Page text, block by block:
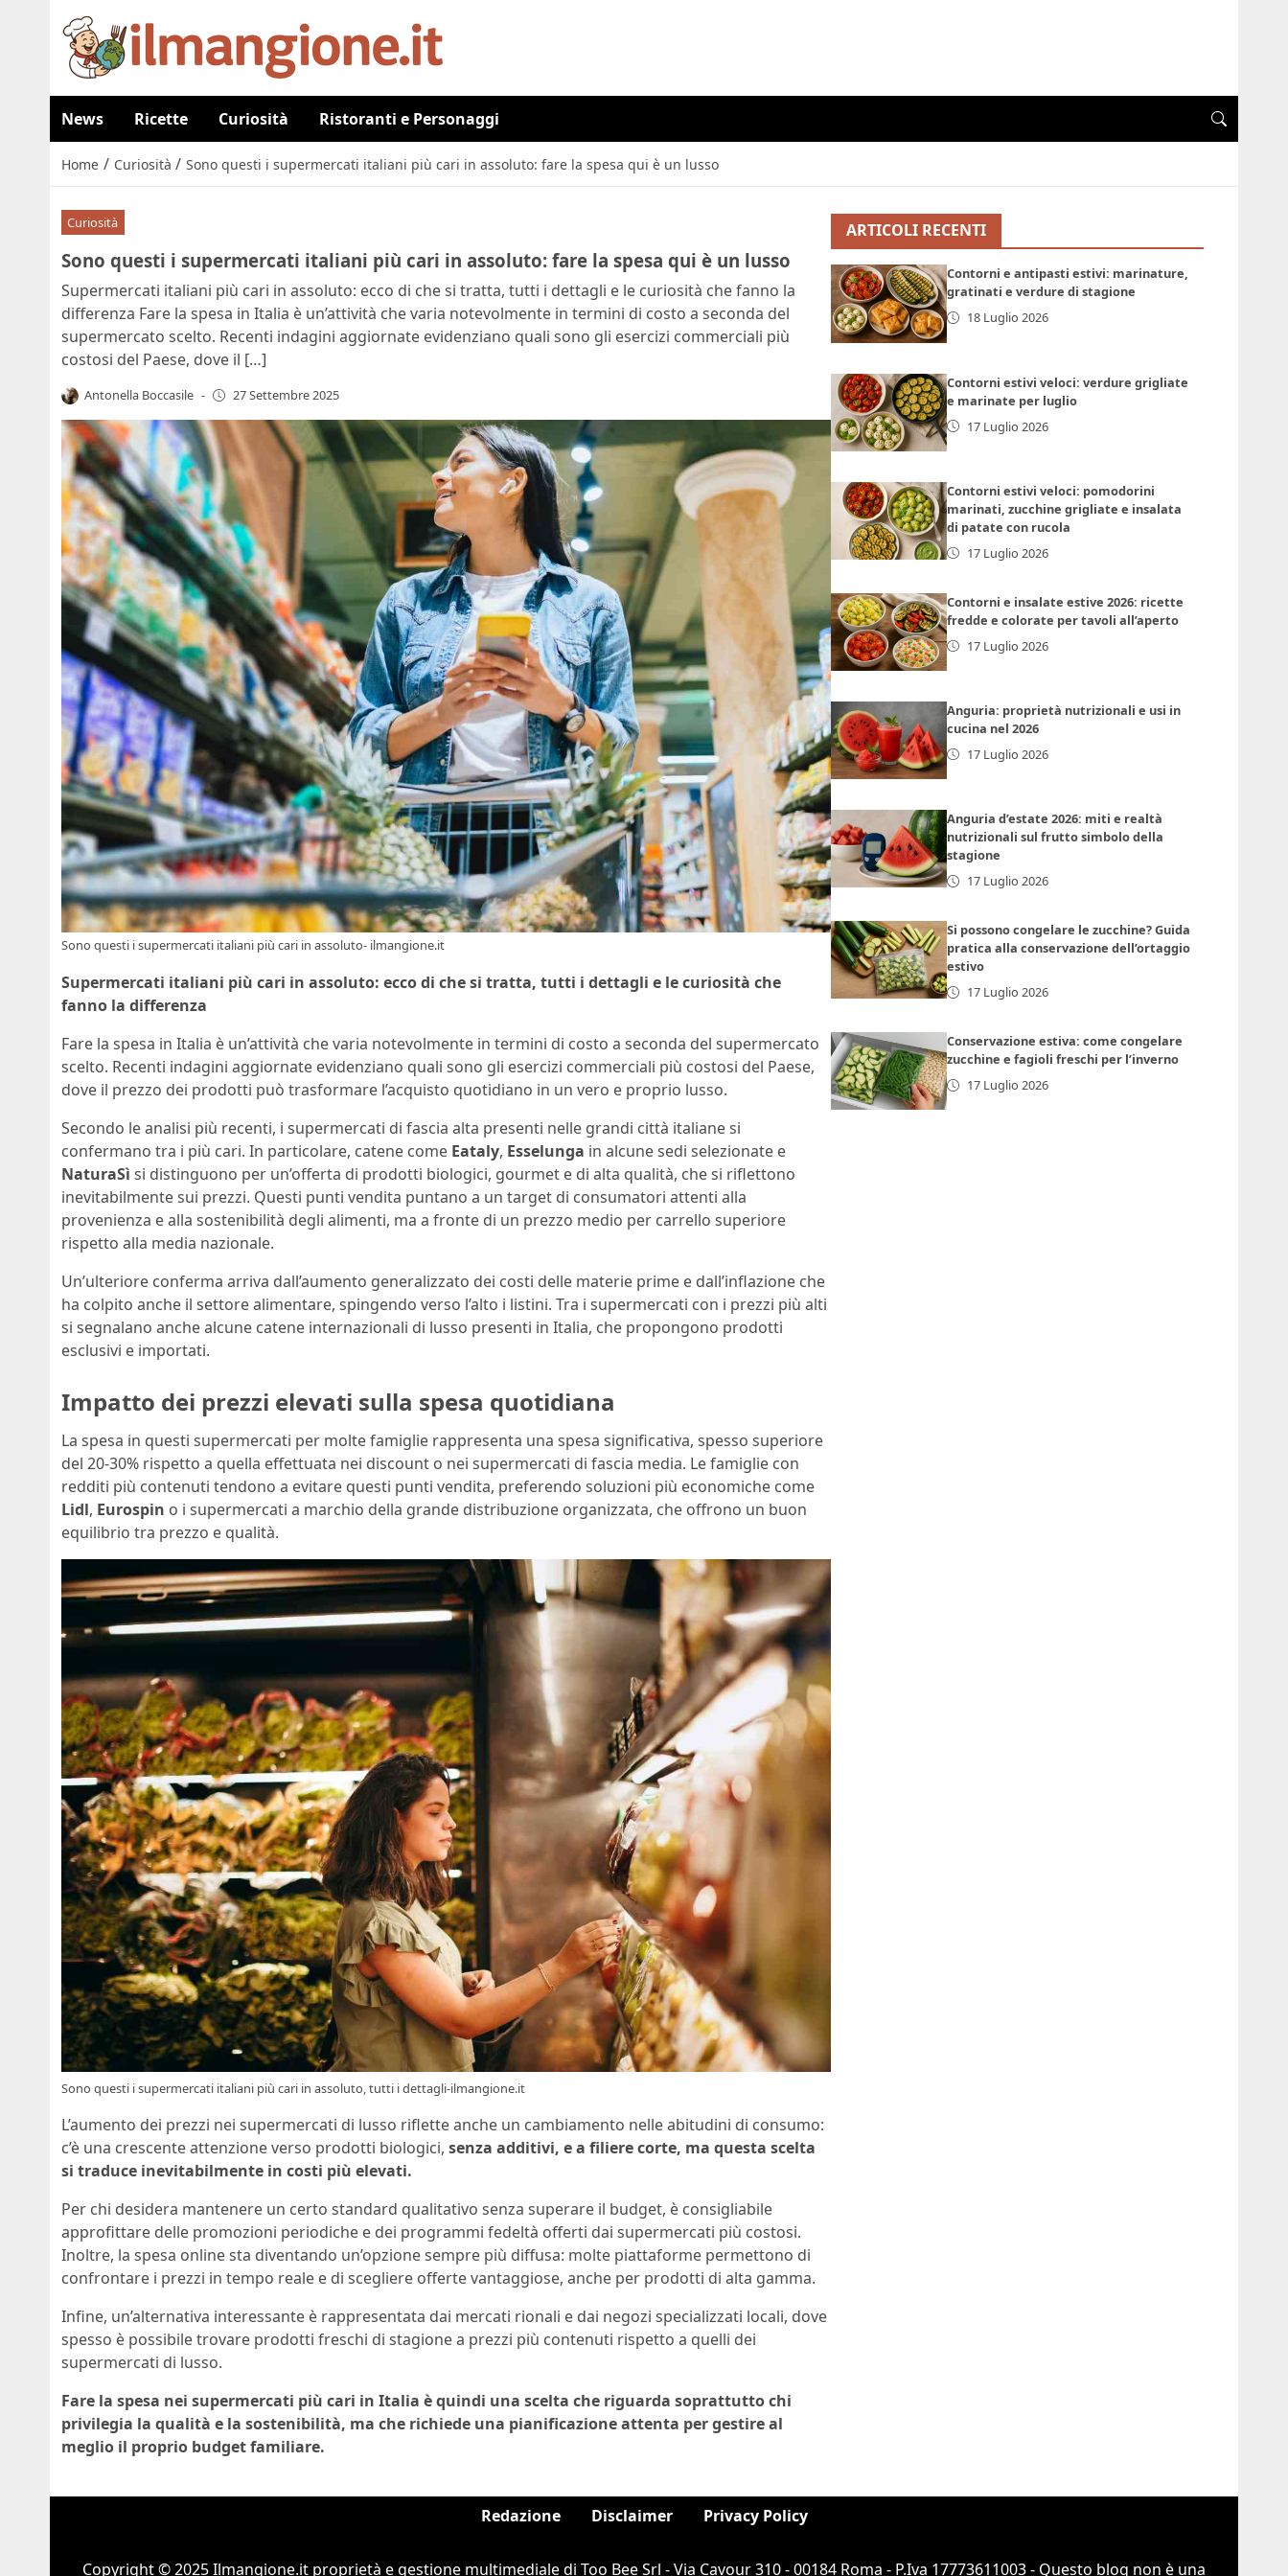
News Ricette Curiosità Ristoranti e Personaggi
Home / Curiosità / Sono questi i supermercati italiani più cari in assoluto: fare la spesa qui è un lusso
Curiosità
Sono questi i supermercati italiani più cari in assoluto: fare la spesa qui è un lusso
Supermercati italiani più cari in assoluto: ecco di che si tratta, tutti i dettagli e le curiosità che fanno la
differenza Fare la spesa in Italia è un’attività che varia notevolmente in termini di costo a seconda del
supermercato scelto. Recenti indagini aggiornate evidenziano quali sono gli esercizi commerciali più
costosi del Paese, dove il […]
Antonella Boccasile - 27 Settembre 2025
Sono questi i supermercati italiani più cari in assoluto- ilmangione.it
Supermercati italiani più cari in assoluto: ecco di che si tratta, tutti i dettagli e le curiosità che
fanno la differenza
Fare la spesa in Italia è un’attività che varia notevolmente in termini di costo a seconda del supermercato
scelto. Recenti indagini aggiornate evidenziano quali sono gli esercizi commerciali più costosi del Paese,
dove il prezzo dei prodotti può trasformare l’acquisto quotidiano in un vero e proprio lusso.
Secondo le analisi più recenti, i supermercati di fascia alta presenti nelle grandi città italiane si
confermano tra i più cari. In particolare, catene come Eataly, Esselunga in alcune sedi selezionate e
NaturaSì si distinguono per un’offerta di prodotti biologici, gourmet e di alta qualità, che si riflettono
inevitabilmente sui prezzi. Questi punti vendita puntano a un target di consumatori attenti alla
provenienza e alla sostenibilità degli alimenti, ma a fronte di un prezzo medio per carrello superiore
rispetto alla media nazionale.
Un’ulteriore conferma arriva dall’aumento generalizzato dei costi delle materie prime e dall’inflazione che
ha colpito anche il settore alimentare, spingendo verso l’alto i listini. Tra i supermercati con i prezzi più alti
si segnalano anche alcune catene internazionali di lusso presenti in Italia, che propongono prodotti
esclusivi e importati.
Impatto dei prezzi elevati sulla spesa quotidiana
La spesa in questi supermercati per molte famiglie rappresenta una spesa significativa, spesso superiore
del 20-30% rispetto a quella effettuata nei discount o nei supermercati di fascia media. Le famiglie con
redditi più contenuti tendono a evitare questi punti vendita, preferendo soluzioni più economiche come
Lidl, Eurospin o i supermercati a marchio della grande distribuzione organizzata, che offrono un buon
equilibrio tra prezzo e qualità.
Sono questi i supermercati italiani più cari in assoluto, tutti i dettagli-ilmangione.it
L’aumento dei prezzi nei supermercati di lusso riflette anche un cambiamento nelle abitudini di consumo:
c’è una crescente attenzione verso prodotti biologici, senza additivi, e a filiere corte, ma questa scelta
si traduce inevitabilmente in costi più elevati.
Per chi desidera mantenere un certo standard qualitativo senza superare il budget, è consigliabile
approfittare delle promozioni periodiche e dei programmi fedeltà offerti dai supermercati più costosi.
Inoltre, la spesa online sta diventando un’opzione sempre più diffusa: molte piattaforme permettono di
confrontare i prezzi in tempo reale e di scegliere offerte vantaggiose, anche per prodotti di alta gamma.
Infine, un’alternativa interessante è rappresentata dai mercati rionali e dai negozi specializzati locali, dove
spesso è possibile trovare prodotti freschi di stagione a prezzi più contenuti rispetto a quelli dei
supermercati di lusso.
Fare la spesa nei supermercati più cari in Italia è quindi una scelta che riguarda soprattutto chi
privilegia la qualità e la sostenibilità, ma che richiede una pianificazione attenta per gestire al
meglio il proprio budget familiare.
ARTICOLI RECENTI
Contorni e antipasti estivi: marinature,
gratinati e verdure di stagione
18 Luglio 2026
Contorni estivi veloci: verdure grigliate
e marinate per luglio
17 Luglio 2026
Contorni estivi veloci: pomodorini
marinati, zucchine grigliate e insalata
di patate con rucola
17 Luglio 2026
Contorni e insalate estive 2026: ricette
fredde e colorate per tavoli all’aperto
17 Luglio 2026
Anguria: proprietà nutrizionali e usi in
cucina nel 2026
17 Luglio 2026
Anguria d’estate 2026: miti e realtà
nutrizionali sul frutto simbolo della
stagione
17 Luglio 2026
Si possono congelare le zucchine? Guida
pratica alla conservazione dell’ortaggio
estivo
17 Luglio 2026
Conservazione estiva: come congelare
zucchine e fagioli freschi per l’inverno
17 Luglio 2026
Redazione Disclaimer Privacy Policy
Copyright © 2025 Ilmangione.it proprietà e gestione multimediale di Too Bee Srl - Via Cavour 310 - 00184 Roma - P.Iva 17773611003 - Questo blog non è una